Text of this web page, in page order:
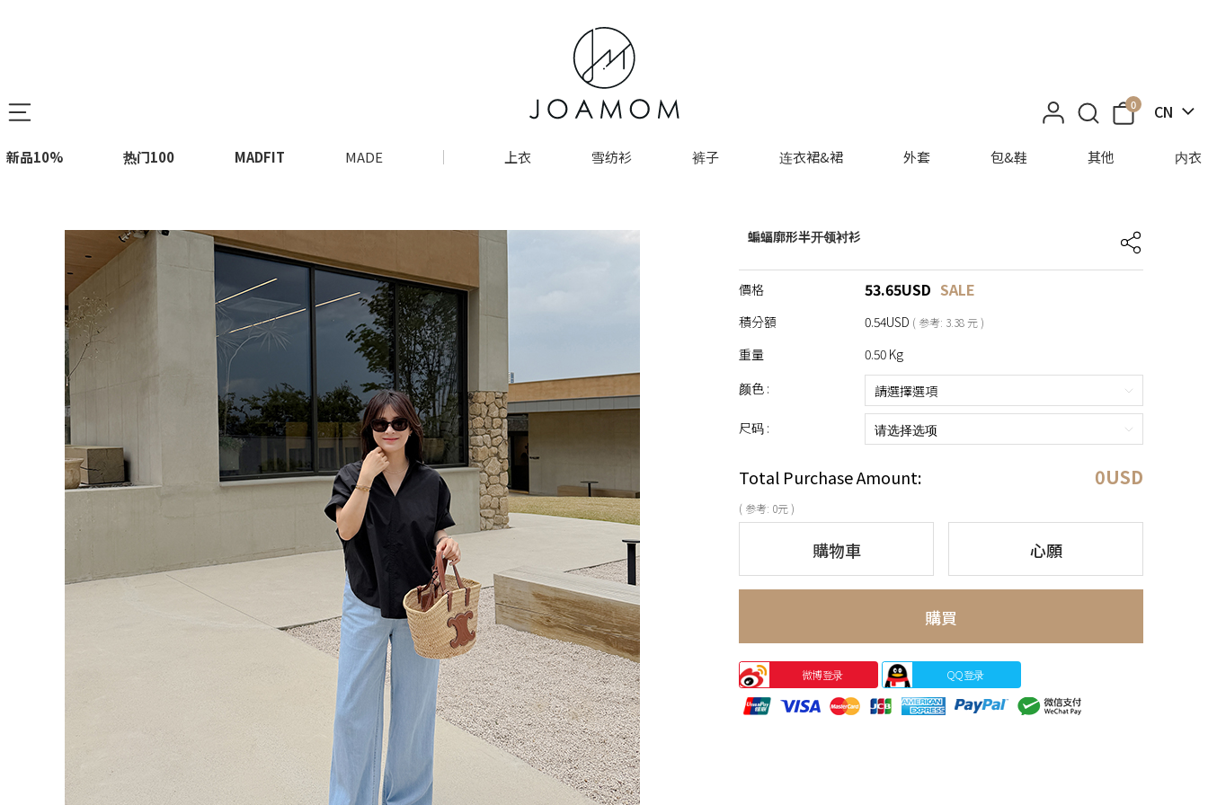
0 CN
新品10% 热门100 MADFIT MADE 上衣 雪纺衫 裤子 连衣裙&裙 外套 包&鞋 其他 内衣
蝙蝠廓形半开领衬衫
價格 53.65USD SALE
積分額 0.54USD ( 参考: 3.38 元 )
重量
0.50 Kg
颜色 :
尺码 :
Total Purchase Amount: 0USD
( 参考: 0元 )
購物車 心願
購買
微博登录 QQ登录